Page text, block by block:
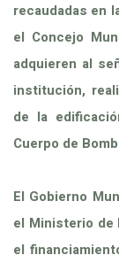
recaudadas en
el Concejo
adquieren al
institución,
de la
Cuerpo de
El Gobierno
el Ministerio de
el